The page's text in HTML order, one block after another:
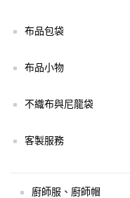
布品包袋
布品小物
不織布與尼龍袋
客製服務
廚師服、廚師帽